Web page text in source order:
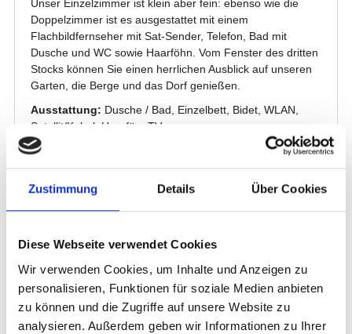
Zustimmung Details Über Cookies
Diese Webseite verwendet Cookies
Wir verwenden Cookies, um Inhalte und Anzeigen zu
personalisieren, Funktionen für soziale Medien anbieten
zu können und die Zugriffe auf unsere Website zu
analysieren. Außerdem geben wir Informationen zu Ihrer